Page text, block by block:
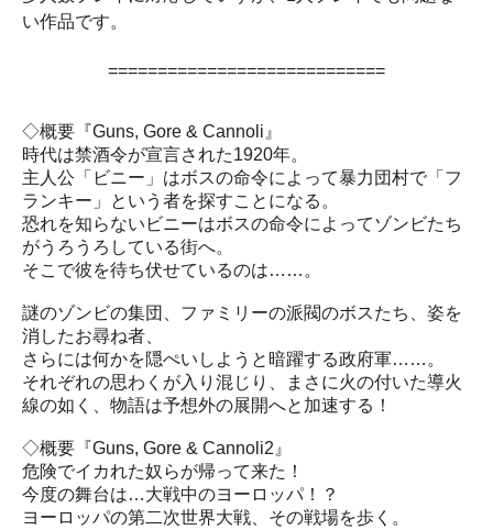
い作品です。
============================
◇概要『Guns, Gore & Cannoli』
時代は禁酒令が宣言された1920年。
主人公「ビニー」はボスの命令によって暴力団村で「フ
ランキー」という者を探すことになる。
恐れを知らないビニーはボスの命令によってゾンビたち
がうろうろしている街へ。
そこで彼を待ち伏せているのは……。
謎のゾンビの集団、ファミリーの派閥のボスたち、姿を
消したお尋ね者、
さらには何かを隠ぺいしようと暗躍する政府軍……。
それぞれの思わくが入り混じり、まさに火の付いた導火
線の如く、物語は予想外の展開へと加速する！
◇概要『Guns, Gore & Cannoli2』
危険でイカれた奴らが帰って来た！
今度の舞台は…大戦中のヨーロッパ！？
ヨーロッパの第二次世界大戦、その戦場を歩く。